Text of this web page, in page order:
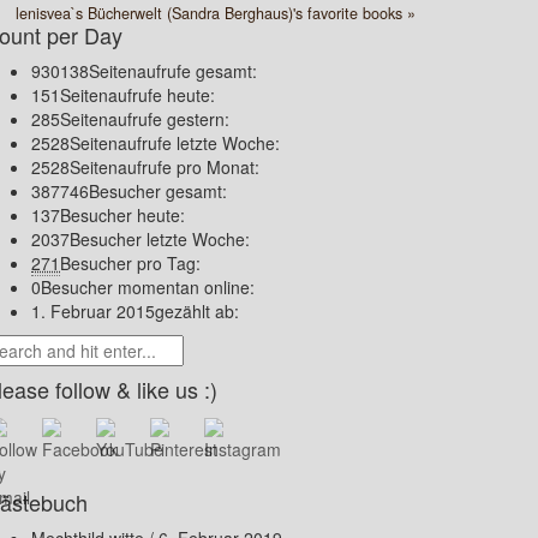
lenisvea`s Bücherwelt (Sandra Berghaus)'s favorite books »
per Day
930138Seitenaufrufe gesamt:
151Seitenaufrufe heute:
285Seitenaufrufe gestern:
2528Seitenaufrufe letzte Woche:
2528Seitenaufrufe pro Monat:
387746Besucher gesamt:
137Besucher heute:
2037Besucher letzte Woche:
271 Besucher pro Tag:
0Besucher momentan online:
1. Februar 2015gezählt ab:
follow & like us :)